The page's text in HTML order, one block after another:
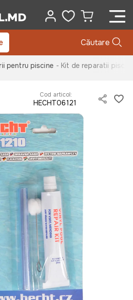
Căutare
pentru piscine - Kit de reparatii
Cod articol:
HECHT06121